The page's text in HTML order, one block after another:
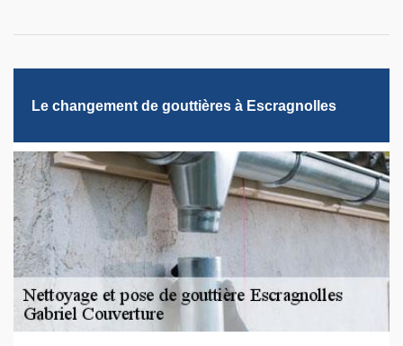
Le changement de gouttières à Escragnolles